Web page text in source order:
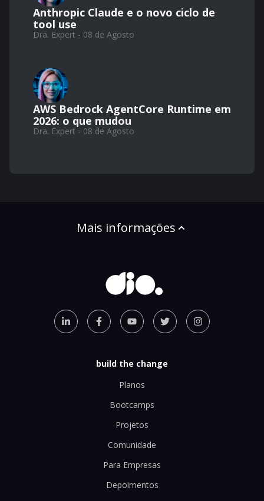
Anthropic Claude e o novo ciclo de
tool use
Dra. Expert - 08 de Agosto
AWS Bedrock AgentCore Runtime em
2026: o que mudou
Dra. Expert - 08 de Agosto
Mais informações
build the change
Planos
Bootcamps
Projetos
Comunidade
Para Empresas
Depoimentos